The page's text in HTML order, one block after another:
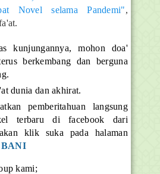
Novel selama Pandemi",
kunjungannya, mohon doa'
berkembang dan berguna
dunia dan akhirat.
pemberitahuan langsung
terbaru di facebook dari
klik suka pada halaman
kami;